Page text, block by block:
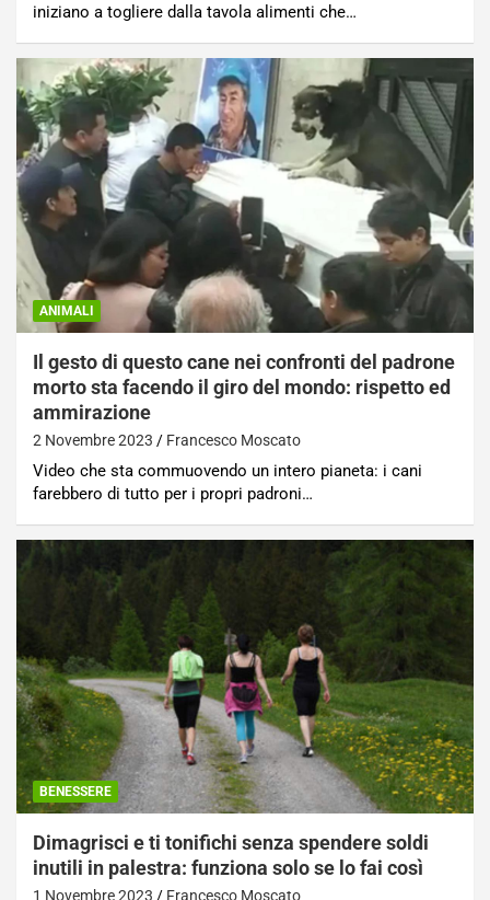
iniziano a togliere dalla tavola alimenti che…
ANIMALI
Il gesto di questo cane nei confronti del padrone
morto sta facendo il giro del mondo: rispetto ed
ammirazione
2 Novembre 2023 Francesco Moscato
Video che sta commuovendo un intero pianeta: i cani
farebbero di tutto per i propri padroni…
BENESSERE
Dimagrisci e ti tonifichi senza spendere soldi
inutili in palestra: funziona solo se lo fai così
1 Novembre 2023 Francesco Moscato